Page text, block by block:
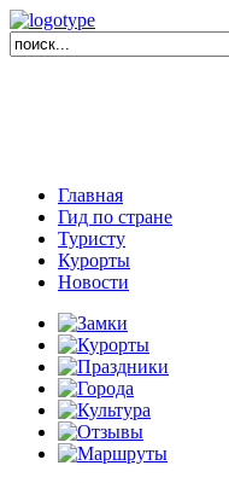
Главная
Гид по стране
Туристу
Курорты
Новости